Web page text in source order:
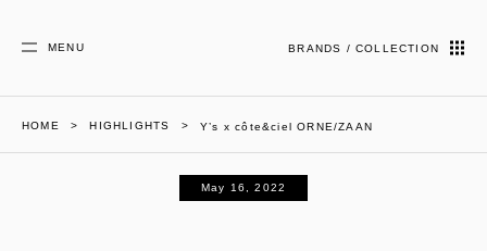
MENU BRANDS / COLLECTION
HOME HIGHLIGHTS Y’s x côte&ciel ORNE/ZAAN
May 16, 2022